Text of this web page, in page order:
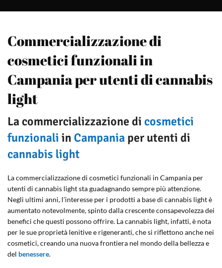
Commercializzazione di
cosmetici funzionali in
Campania per utenti di cannabis
light
La commercializzazione di cosmetici
funzionali in Campania per utenti di
cannabis light
La commercializzazione di cosmetici funzionali in Campania per
utenti di cannabis light sta guadagnando sempre più attenzione.
Negli ultimi anni, l’interesse per i prodotti a base di cannabis light è
aumentato notevolmente, spinto dalla crescente consapevolezza dei
benefici che questi possono offrire. La cannabis light, infatti, è nota
per le sue proprietà lenitive e rigeneranti, che si riflettono anche nei
cosmetici, creando una nuova frontiera nel mondo della bellezza e
del benessere.